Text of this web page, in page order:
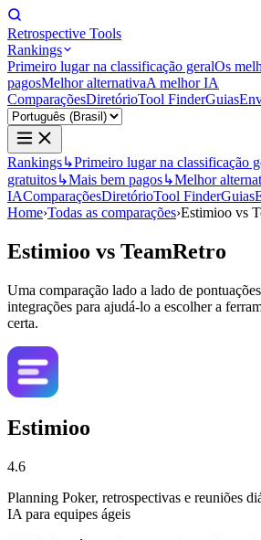
Retrospective Tools
Rankings
Primeiro lugar na classificação geralOs
pagosMelhor alternativaA melhor IA
ComparaçõesDiretórioTool FinderGuias
Rankings↳Primeiro lugar na classificação
gratuitos↳Mais bem pagos↳Melhor
IAComparaçõesDiretórioTool FinderGuias
Home›Todas as comparações›Estimioo vs
Estimioo vs TeamRetro
Uma comparação lado a lado de
integrações para ajudá-lo a escolher a
certa.
Estimioo
4.6
Planning Poker, retrospectivas e reuniões
IA para equipes ágeis